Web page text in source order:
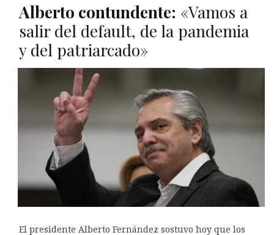
Alberto contundente: «Vamos a
salir del default, de la pandemia
y del patriarcado»
El presidente Alberto Fernández sostuvo hoy que los